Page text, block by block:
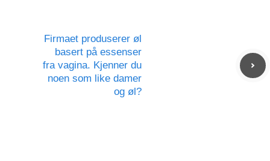
Firmaet produserer øl
basert på essenser
fra vagina. Kjenner du
noen som like damer
og øl?